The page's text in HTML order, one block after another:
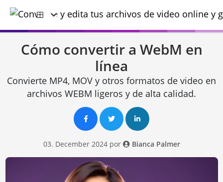
Cómo convertir a WebM en
línea
Convierte MP4, MOV y otros formatos de video en
archivos WEBM ligeros y de alta calidad.
03. December 2024 por Bianca Palmer